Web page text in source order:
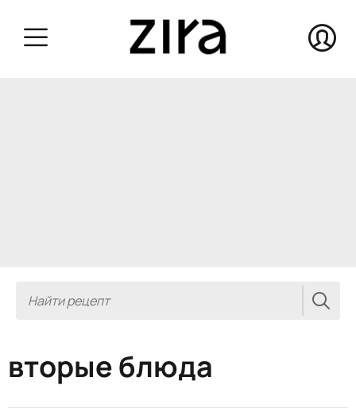
вторые блюда